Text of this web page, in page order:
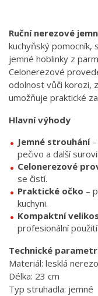
Ruční nerezové
kuchyňský pomocník,
jemné hoblinky z
Celonerezové
odolnost vůči korozi,
umožňuje praktické
Hlavní výhody
Jemné strouhání–
pečivo a další
Celonerezové
se čistí.
Praktické očko –
kuchyni.
Kompaktní
profesionální použití.
Technické
Materiál: lesklá
Délka: 23 cm
Typ struhadla: jemné